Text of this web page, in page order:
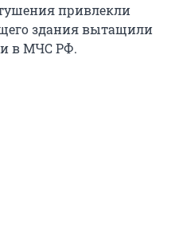
привлекли
здания вытащили
в МЧС РФ.